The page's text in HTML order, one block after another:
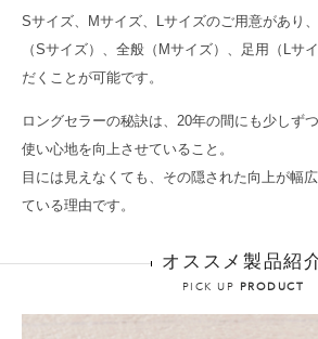
Sサイズ、Mサイズ、Lサイズのご用意があり
（Sサイズ）、全般（Mサイズ）、足用（Lサ
だくことが可能です。
ロングセラーの秘訣は、20年の間にも少しず
使い心地を向上させていること。
目には見えなくても、その隠された向上が幅
ている理由です。
オススメ製品紹
PICK UP PRODUCT